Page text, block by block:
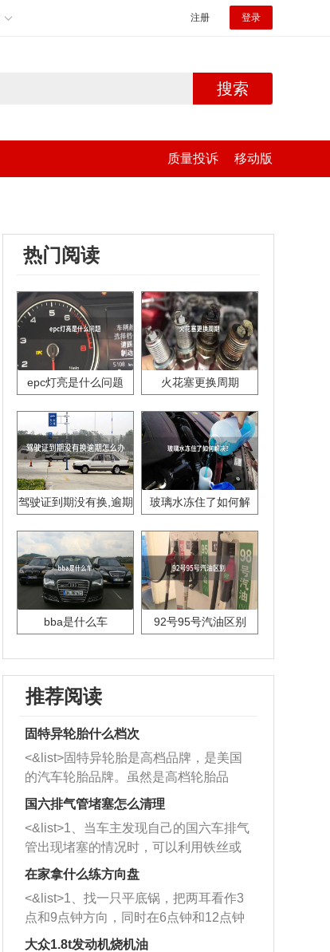
注册 登录
搜索
质量投诉 移动版
热门阅读
epc灯亮是什么问题 火花塞更换周期
驾驶证到期没有换,逾期
玻璃水冻住了如何解
bba是什么车 92号95号汽油区别
推荐阅读
固特异轮胎什么档次
<&list>固特异轮胎是高档品牌，是美国
的汽车轮胎品牌。虽然是高档轮胎品
牌，但是中高低端的轮胎都有生产，这
也是为了更好的开拓市场。
国六排气管堵塞怎么清理
<&list>1、当车主发现自己的国六车排气
管出现堵塞的情况时，可以利用铁丝或
者是细棍，直接将杂物给取出来，如果
堵塞情况比较严重，也可以采取应急措
施。 <&list>2、直接利用木棍将所有的
杂物推到排气管里面的位置处，然后将
三元催化器拆解开，就可以将堵塞的东
在家拿什么练方向盘
<&list>1、找一只平底锅，把两耳看作3
点和9点钟方向，同时在6点钟和12点钟
方向做一个标记。 <&list>2、双手握住
大众1.8t发动机烧机油